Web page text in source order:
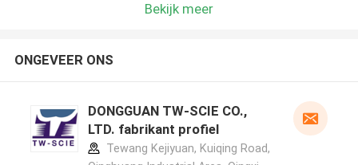
Bekijk meer
ONGEVEER ONS
DONGGUAN TW-SCIE CO.,
LTD. fabrikant profiel
Tewang Kejiyuan, Kuiqing Road,